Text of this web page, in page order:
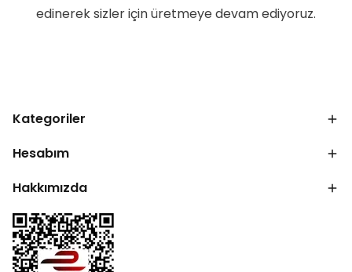
edinerek sizler için üretmeye devam ediyoruz.
Kategoriler
Hesabım
Hakkımızda